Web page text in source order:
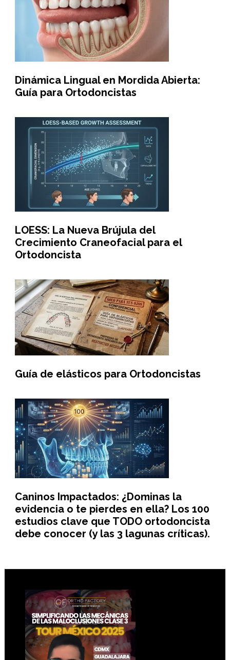
Dinámica Lingual en Mordida Abierta:
Guía para Ortodoncistas
LOESS: La Nueva Brújula del
Crecimiento Craneofacial para el
Ortodoncista
Guía de elásticos para Ortodoncistas
Caninos Impactados: ¿Dominas la
evidencia o te pierdes en ella? Los 100
estudios clave que TODO ortodoncista
debe conocer (y las 3 lagunas críticas).
Footer